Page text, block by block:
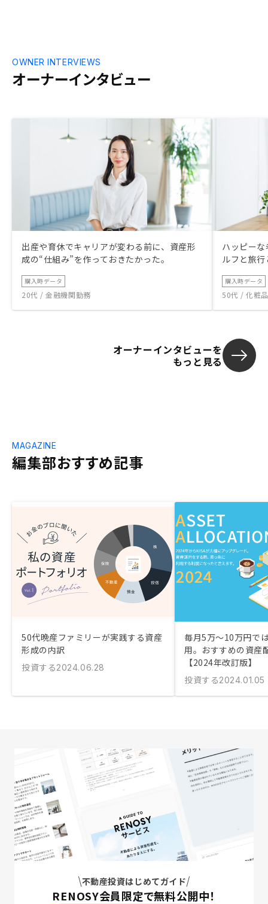
オーナーインタビュー
OWNER INTERVIEWS
出産や育休でキャリアが変わる前に、資産形
成の“仕組み”を作っておきたかった。
購入時データ
20代 / 金融機関勤務
ハッピー
ルフと旅
購入時データ
50代 / 化粧
オーナーインタビューを
もっと見る
編集部おすすめ記事
MAGAZINE
50代晩産ファミリーが実践する資産
形成の内訳
投資する2024.06.28
毎月5万〜10万円で
用。おすすめの資産
【2024年改訂版】
投資する2024.01.05
不動産投資はじめてガイド
RENOSY会員限定で無料公開中！